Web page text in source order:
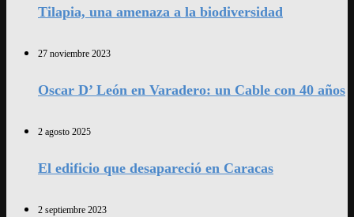
Tilapia, una amenaza a la biodiversidad
27 noviembre 2023
Oscar D’ León en Varadero: un Cable con 40 años
2 agosto 2025
El edificio que desapareció en Caracas
2 septiembre 2023